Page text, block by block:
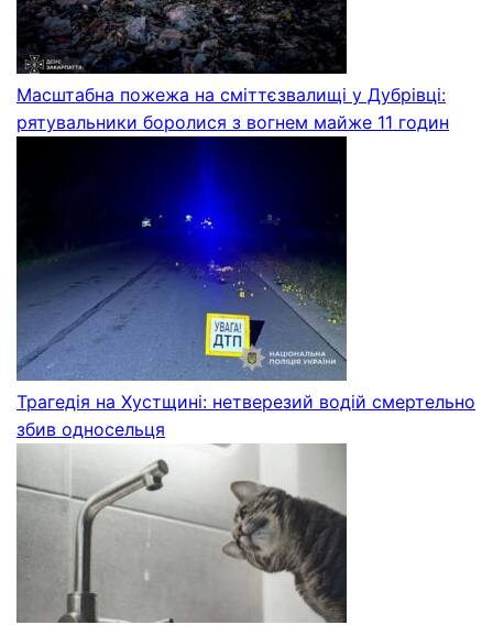
Масштабна пожежа на сміттєзвалищі у Дубрівці:
рятувальники боролися з вогнем майже 11 годин
Трагедія на Хустщині: нетверезий водій смертельно
збив односельця